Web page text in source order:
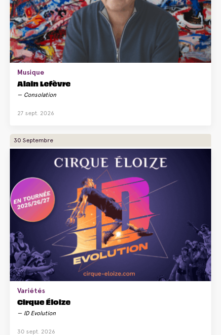
Musique
Alain Lefèvre
Consolation
27 sept. 2026
30 Septembre
Variétés
Cirque Éloize
ID Evolution
30 sept. 2026